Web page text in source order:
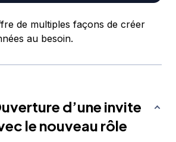
de multiples façons de créer
au besoin.
d’une invite
le nouveau rôle